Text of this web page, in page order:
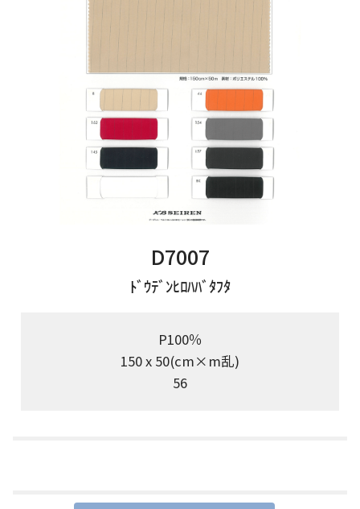
Tamurakoma Textile Baseについて
よくあるご質問
プライバシーポリシー
田村駒
コーポレートサイト
D7007
ﾄﾞｳﾃﾞﾝﾋﾛﾊﾊﾞﾀﾌﾀ
P100％
150 x 50(cm×m乱)
56